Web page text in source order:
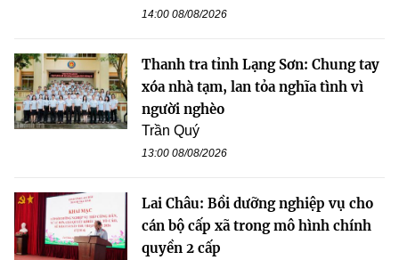
14:00 08/08/2026
Thanh tra tỉnh Lạng Sơn: Chung tay
xóa nhà tạm, lan tỏa nghĩa tình vì
người nghèo
Trần Quý
13:00 08/08/2026
Lai Châu: Bồi dưỡng nghiệp vụ cho
cán bộ cấp xã trong mô hình chính
quyền 2 cấp